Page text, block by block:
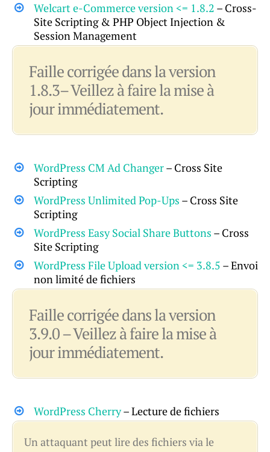
Welcart e-Commerce version <= 1.8.2 – Cross-
Site Scripting & PHP Object Injection &
Session Management
Faille corrigée dans la version
1.8.3– Veillez à faire la mise à
jour immédiatement.
WordPress CM Ad Changer– Cross Site
Scripting
WordPress Unlimited Pop-Ups – Cross Site
Scripting
WordPress Easy Social Share Buttons – Cross
Site Scripting
WordPress File Upload version <= 3.8.5 – Envoi
non limité de fichiers
Faille corrigée dans la version
3.9.0 – Veillez à faire la mise à
jour immédiatement.
WordPress Cherry– Lecture de fichiers
Un attaquant peut lire des fichiers via le